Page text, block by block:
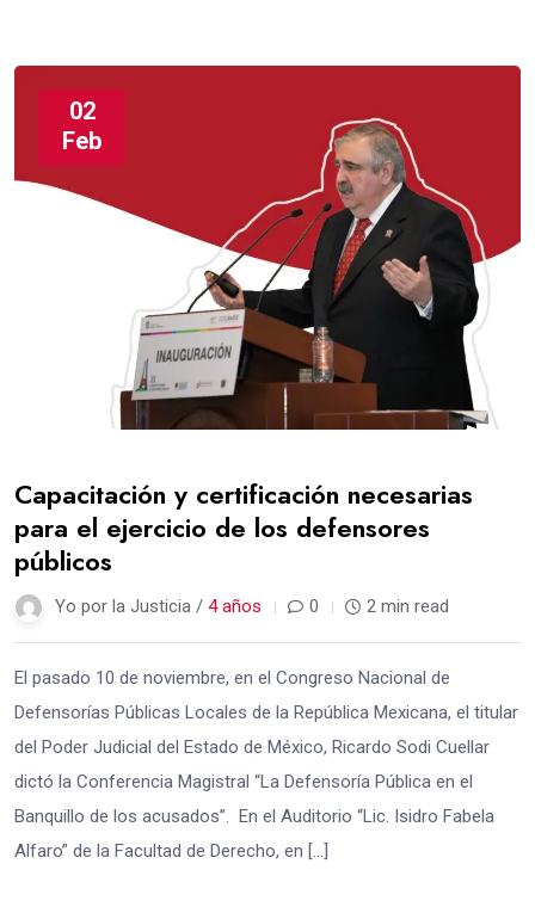
02
Feb
Capacitación y certificación necesarias
para el ejercicio de los defensores
públicos
Yo por la Justicia / 4 años 0 2 min read
El pasado 10 de noviembre, en el Congreso Nacional de
Defensorías Públicas Locales de la República Mexicana, el titular
del Poder Judicial del Estado de México, Ricardo Sodi Cuellar
dictó la Conferencia Magistral “La Defensoría Pública en el
Banquillo de los acusados”. En el Auditorio “Lic. Isidro Fabela
Alfaro” de la Facultad de Derecho, en […]